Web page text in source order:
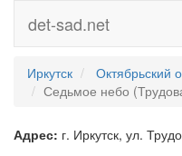
det-sad.net
Иркутск
Октябрьский
Седьмое небо
Адрес: г. Иркутск, ул.